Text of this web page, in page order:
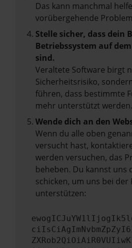
Das kann manchmal
vorübergehende
Stelle sicher, dass dein
Betriebssystem auf
sind.
Veraltete Software birgt
Sicherheitsrisiko,
führen, dass bestimmte
mehr unterstützt werden.
Wende dich an den
Wenn du alle oben
versucht hast,
werden versuchen, das
beheben. Du kannst uns
schicken, um uns bei der
unterstützen: